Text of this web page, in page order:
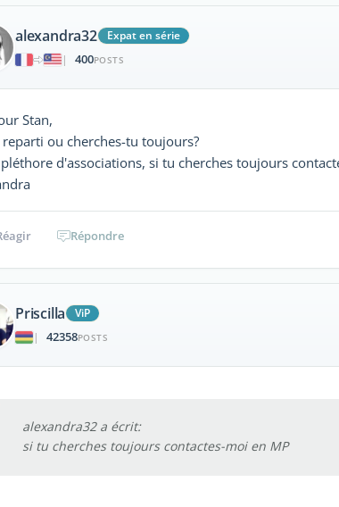
alexandra32
Expat en série
|
400POSTS
Stan,
reparti ou cherches-tu toujours?
d'associations, si tu cherches toujours
Répondre
Priscilla
ViP
|
42358POSTS
alexandra32 a écrit:
si tu cherches toujours contactes-moi en MP